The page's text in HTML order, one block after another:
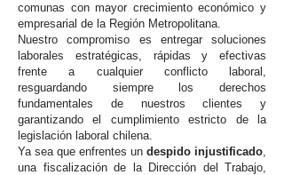
comunas con mayor crecimiento económico y
empresarial de la Región Metropolitana.
Nuestro compromiso es entregar soluciones
laborales estratégicas, rápidas y efectivas
frente a cualquier conflicto laboral,
resguardando siempre los derechos
fundamentales de nuestros clientes y
garantizando el cumplimiento estricto de la
legislación laboral chilena.
Ya sea que enfrentes un despido injustificado,
una fiscalización de la Dirección del Trabajo,